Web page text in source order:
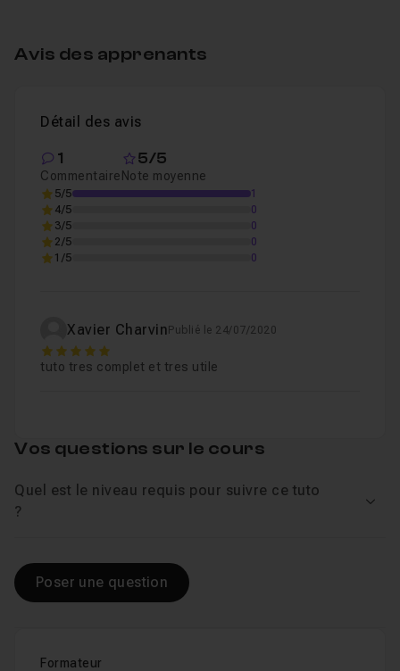
Chapitre 3 : Les données de base
Chapitre 4 : Le circuit des documents de vente
Chapitre 5 : Les incidents de paiement
Chapitre 6 : Les traitements particuliers
Avis des apprenants
Détail des avis
1
Commentaire
5/5
Note moyenne
5/5
1
4/5
0
3/5
0
2/5
0
1/5
0
Xavier Charvin Publié le 24/07/2020
5
tuto tres complet et tres utile
Formateur
Vos questions sur le cours
Quel est le niveau requis pour suivre ce tuto
?
Poser une question